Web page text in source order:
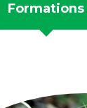
Formations